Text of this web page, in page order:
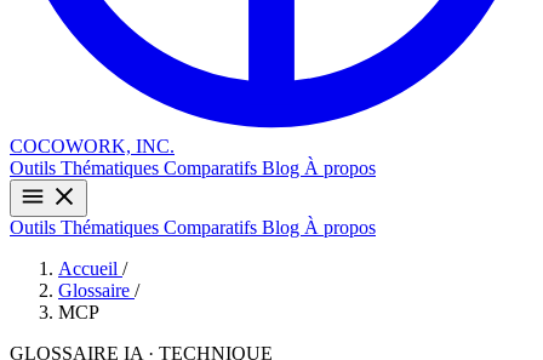
COCOWORK, INC.
Outils Thématiques Comparatifs Blog À propos
Outils Thématiques Comparatifs Blog À propos
Accueil /
Glossaire /
MCP
GLOSSAIRE IA · TECHNIQUE